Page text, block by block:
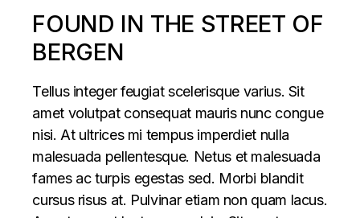
FOUND IN THE STREET OF
BERGEN
Tellus integer feugiat scelerisque varius. Sit
amet volutpat consequat mauris nunc congue
nisi. At ultrices mi tempus imperdiet nulla
malesuada pellentesque. Netus et malesuada
fames ac turpis egestas sed. Morbi blandit
cursus risus at. Pulvinar etiam non quam lacus.